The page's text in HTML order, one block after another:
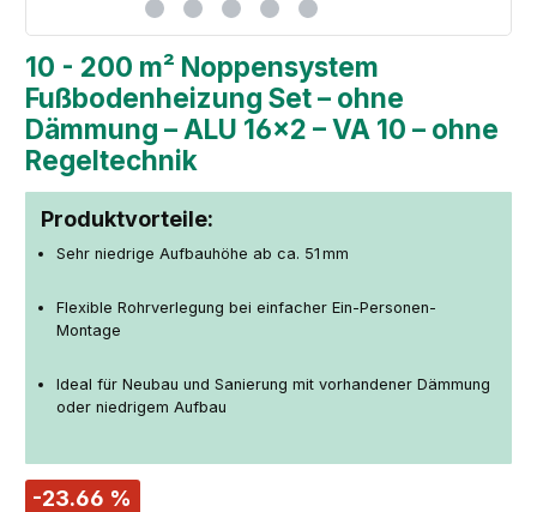
10 - 200 m² Noppensystem
Fußbodenheizung Set – ohne
Dämmung – ALU 16×2 – VA 10 – ohne
Regeltechnik
Produktvorteile:
Sehr niedrige Aufbauhöhe ab ca. 51 mm
Flexible Rohrverlegung bei einfacher Ein-Personen-
Montage
Ideal für Neubau und Sanierung mit vorhandener Dämmung
oder niedrigem Aufbau
-23.66 %